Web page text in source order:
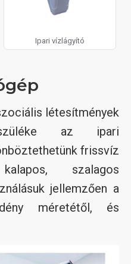
Ipari vízlágyító
létesítmények
az ipari
frissvíz
kalapos, szalagos
jellemzően a
méretétől, és